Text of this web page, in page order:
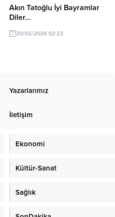
Akın Tatoğlu İyi Bayramlar
Diler…
20/03/2026 02:23
Yazarlarımız
İletişim
Ekonomi
Kültür-Sanat
Sağlık